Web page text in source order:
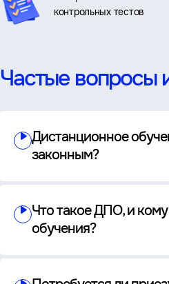
контрольных тестов
Частые вопросы
Дистанционное
законным?
Что такое ДПО, и
обучения?